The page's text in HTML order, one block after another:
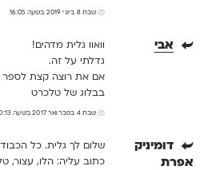
שבת 8 ביוני 2019 בשעה 16:05
אבי
וואוו גלית מדהים!
גדלתי על זה.
אם את רוצה קצת
בבלוג של טלכרט
שבת 4 בפברואר 2017 בשעה 20:13
דומיניק
אפרת
שלום לך גלית. כל
כתוב עליה: הלו, עצור,